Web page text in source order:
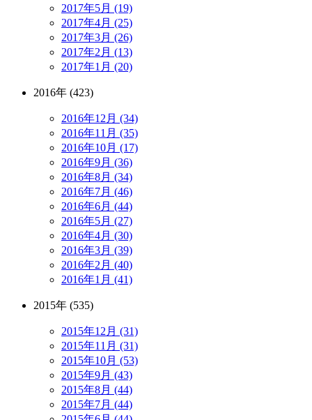
2017年5月 (19)
2017年4月 (25)
2017年3月 (26)
2017年2月 (13)
2017年1月 (20)
2016年 (423)
2016年12月 (34)
2016年11月 (35)
2016年10月 (17)
2016年9月 (36)
2016年8月 (34)
2016年7月 (46)
2016年6月 (44)
2016年5月 (27)
2016年4月 (30)
2016年3月 (39)
2016年2月 (40)
2016年1月 (41)
2015年 (535)
2015年12月 (31)
2015年11月 (31)
2015年10月 (53)
2015年9月 (43)
2015年8月 (44)
2015年7月 (44)